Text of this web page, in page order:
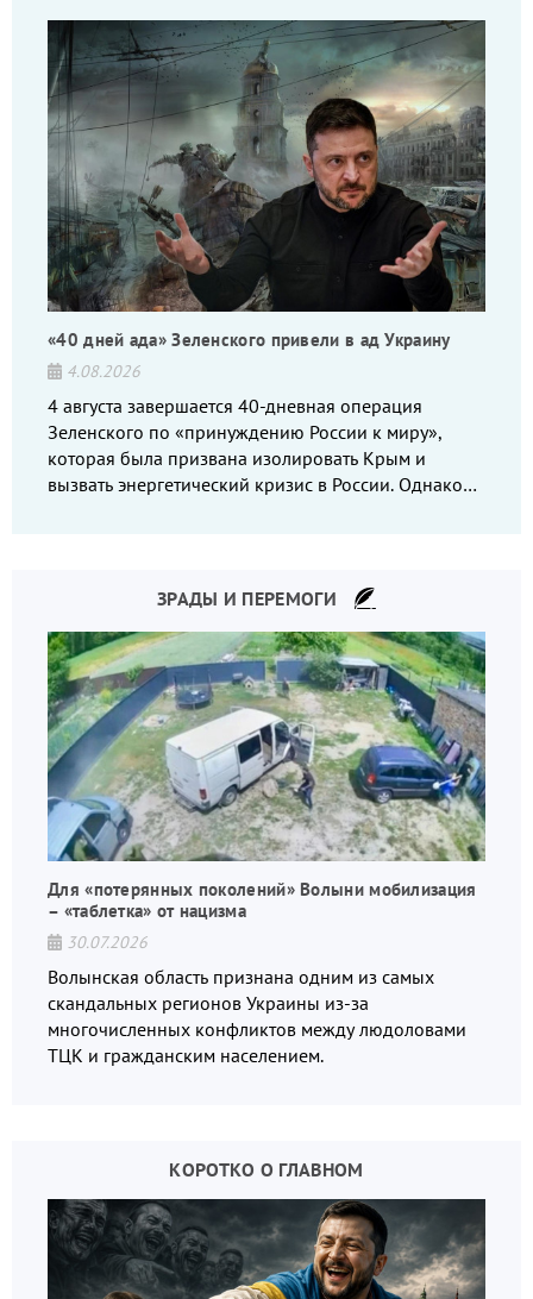
«40 дней ада» Зеленского привели в ад Украину
4.08.2026
4 августа завершается 40-дневная операция
Зеленского по «принуждению России к миру»,
которая была призвана изолировать Крым и
вызвать энергетический кризис в России. Однако
ЗРАДЫ И ПЕРЕМОГИ
Для «потерянных поколений» Волыни мобилизация
– «таблетка» от нацизма
30.07.2026
Волынская область признана одним из самых
скандальных регионов Украины из-за
многочисленных конфликтов между людоловами
ТЦК и гражданским населением.
КОРОТКО О ГЛАВНОМ